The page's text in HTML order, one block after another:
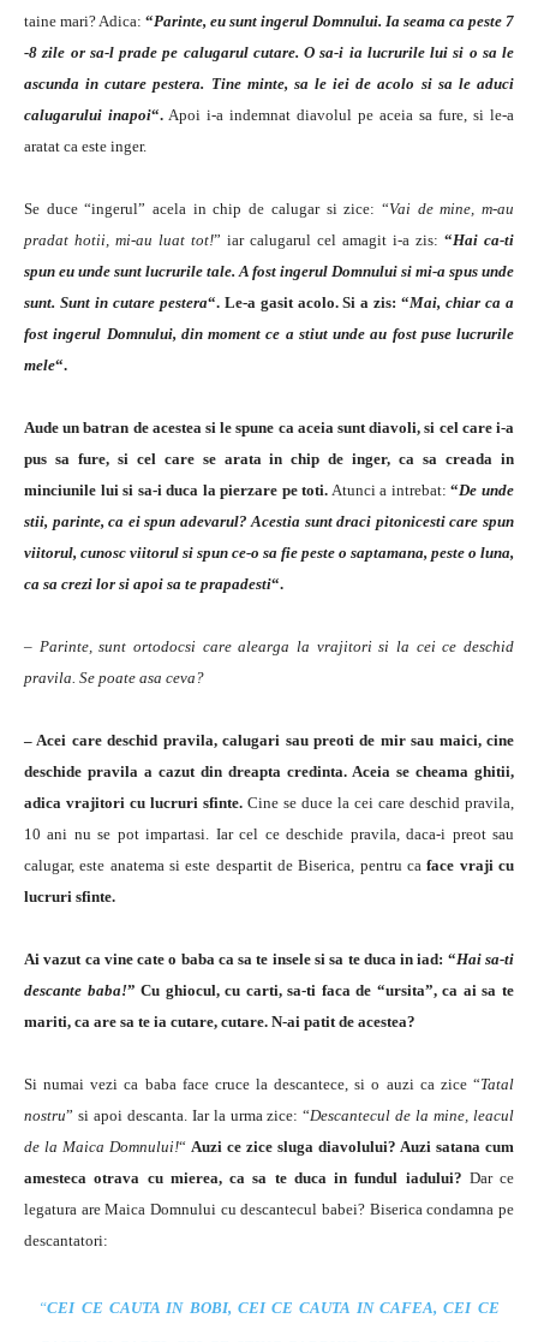
taine mari? Adica: “Parinte, eu sunt ingerul Domnului. Ia seama ca peste 7
-8 zile or sa-l prade pe calugarul cutare. O sa-i ia lucrurile lui si o sa le
ascunda in cutare pestera. Tine minte, sa le iei de acolo si sa le aduci
calugarului inapoi“. Apoi i-a indemnat diavolul pe aceia sa fure, si le-a
aratat ca este inger.
Se duce “ingerul” acela in chip de calugar si zice: “Vai de mine, m-au
pradat hotii, mi-au luat tot!” iar calugarul cel amagit i-a zis: “Hai ca-ti
spun eu unde sunt lucrurile tale. A fost ingerul Domnului si mi-a spus unde
sunt. Sunt in cutare pestera“. Le-a gasit acolo. Si a zis: “Mai, chiar ca a
fost ingerul Domnului, din moment ce a stiut unde au fost puse lucrurile
mele“.
Aude un batran de acestea si le spune ca aceia sunt diavoli, si cel care i-a
pus sa fure, si cel care se arata in chip de inger, ca sa creada in
minciunile lui si sa-i duca la pierzare pe toti. Atunci a intrebat: “De unde
stii, parinte, ca ei spun adevarul? Acestia sunt draci pitonicesti care spun
viitorul, cunosc viitorul si spun ce-o sa fie peste o saptamana, peste o luna,
ca sa crezi lor si apoi sa te prapadesti“.
– Parinte, sunt ortodocsi care alearga la vrajitori si la cei ce deschid
pravila. Se poate asa ceva?
– Acei care deschid pravila, calugari sau preoti de mir sau maici, cine
deschide pravila a cazut din dreapta credinta. Aceia se cheama ghitii,
adica vrajitori cu lucruri sfinte. Cine se duce la cei care deschid pravila,
10 ani nu se pot impartasi. Iar cel ce deschide pravila, daca-i preot sau
calugar, este anatema si este despartit de Biserica, pentru ca face vraji cu
lucruri sfinte.
Ai vazut ca vine cate o baba ca sa te insele si sa te duca in iad: “Hai sa-ti
descante baba!” Cu ghiocul, cu carti, sa-ti faca de “ursita”, ca ai sa te
mariti, ca are sa te ia cutare, cutare. N-ai patit de acestea?
Si numai vezi ca baba face cruce la descantece, si o auzi ca zice “Tatal
nostru” si apoi descanta. Iar la urma zice: “Descantecul de la mine, leacul
de la Maica Domnului!“ Auzi ce zice sluga diavolului? Auzi satana cum
amesteca otrava cu mierea, ca sa te duca in fundul iadului? Dar ce
legatura are Maica Domnului cu descantecul babei? Biserica condamna pe
descantatori:
“CEI CE CAUTA IN BOBI, CEI CE CAUTA IN CAFEA, CEI CE